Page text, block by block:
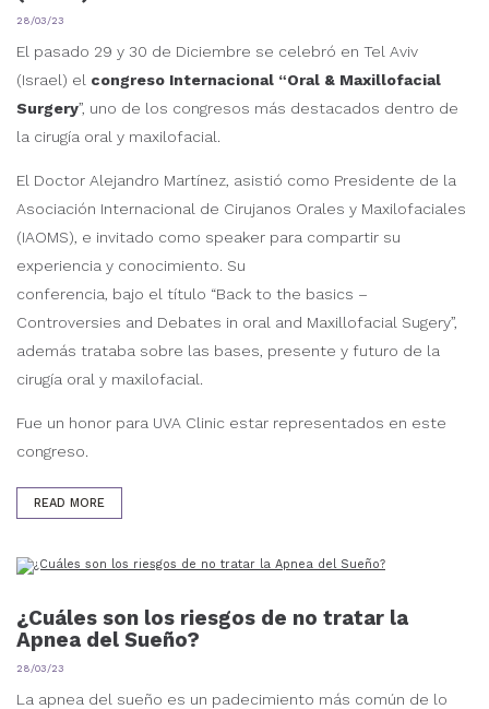
28/03/23
El pasado 29 y 30 de Diciembre se celebró en Tel Aviv
(Israel) el congreso Internacional “Oral & Maxillofacial
Surgery”, uno de los congresos más destacados dentro de
la cirugía oral y maxilofacial.
El Doctor Alejandro Martínez, asistió como Presidente de la
Asociación Internacional de Cirujanos Orales y Maxilofaciales
(IAOMS), e invitado como speaker para compartir su
experiencia y conocimiento. Su
conferencia, bajo el título “Back to the basics –
Controversies and Debates in oral and Maxillofacial Sugery”,
además trataba sobre las bases, presente y futuro de la
cirugía oral y maxilofacial.
Fue un honor para UVA Clinic estar representados en este
congreso.
READ MORE
¿Cuáles son los riesgos de no tratar la
Apnea del Sueño?
28/03/23
La apnea del sueño es un padecimiento más común de lo